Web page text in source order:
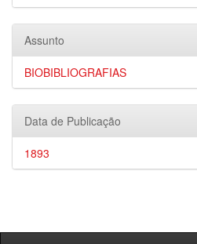
Assunto
BIOBIBLIOGRAFIAS
Data de Publicação
1893